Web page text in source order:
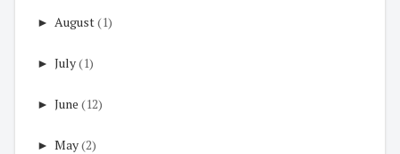
► August(1)
► July(1)
► June (12)
► May(2)